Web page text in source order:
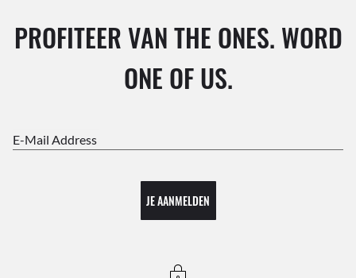
PROFITEER VAN THE ONES. WORD
ONE OF US.
E-Mail Address
JE AANMELDEN